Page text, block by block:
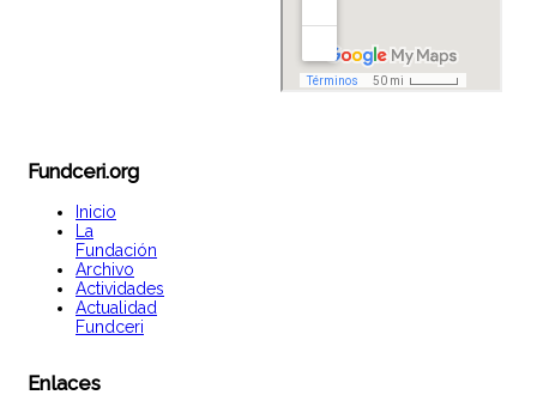
Fundceri.org
Inicio
La
Fundación
Archivo
Actividades
Actualidad
Fundceri
Enlaces